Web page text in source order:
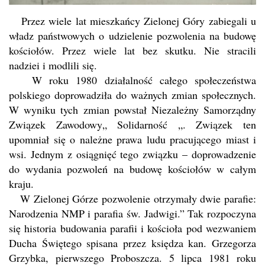
Przez wiele lat mieszkańcy Zielonej Góry zabiegali u
władz państwowych o udzielenie pozwolenia na budowę
kościołów. Przez wiele lat bez skutku. Nie stracili
nadziei i modlili się.
W roku 1980 działalność całego społeczeństwa
polskiego doprowadziła do ważnych zmian społecznych.
W wyniku tych zmian powstał Niezależny Samorządny
Związek Zawodowy„ Solidarność „. Związek ten
upomniał się o należne prawa ludu pracującego miast i
wsi. Jednym z osiągnięć tego związku – doprowadzenie
do wydania pozwoleń na budowę kościołów w całym
kraju.
W Zielonej Górze pozwolenie otrzymały dwie parafie:
Narodzenia NMP i parafia św. Jadwigi.” Tak rozpoczyna
się historia budowania parafii i kościoła pod wezwaniem
Ducha Świętego spisana przez księdza kan. Grzegorza
Grzybka, pierwszego Proboszcza. 5 lipca 1981 roku